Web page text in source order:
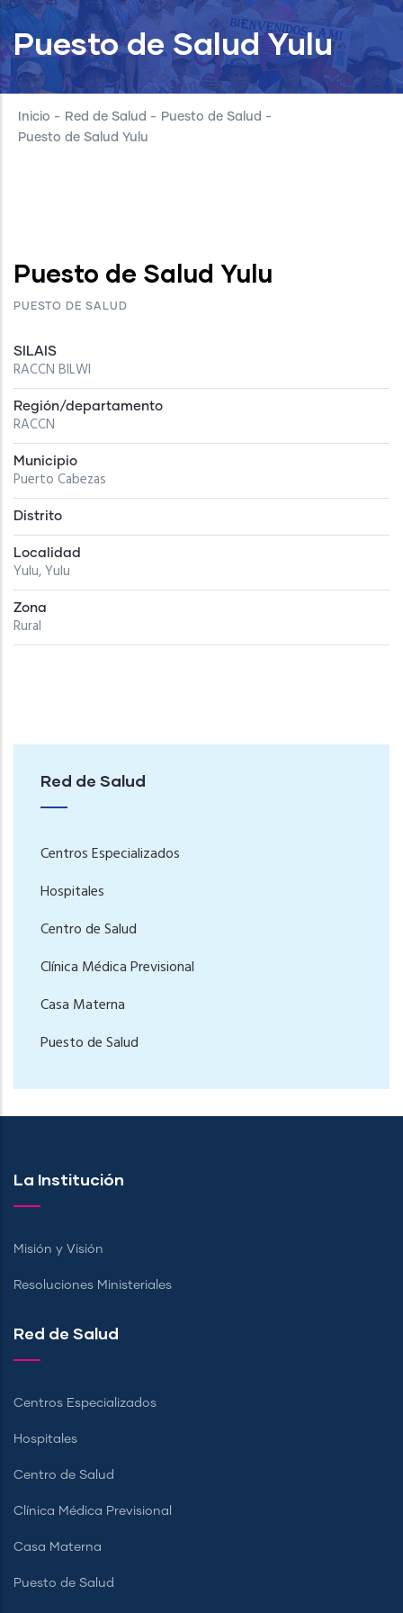
Puesto de Salud Yulu
Inicio - Red de Salud - Puesto de Salud -
Puesto de Salud Yulu
Puesto de Salud Yulu
PUESTO DE SALUD
SILAIS
RACCN BILWI
Región/departamento
RACCN
Municipio
Puerto Cabezas
Distrito
Localidad
Yulu, Yulu
Zona
Rural
Red de Salud
Centros Especializados
Hospitales
Centro de Salud
Clínica Médica Previsional
Casa Materna
Puesto de Salud
La Institución
Misión y Visión
Resoluciones Ministeriales
Red de Salud
Centros Especializados
Hospitales
Centro de Salud
Clínica Médica Previsional
Casa Materna
Puesto de Salud